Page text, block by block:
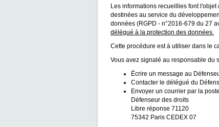
Les informations recueillies font
destinées au service du
données (RGPD - n°2016-679 du 27
délégué à la protection des données.
Cette procédure est à utiliser dans le
Vous avez signalé au responsable du
Écrire un message au
Contacter le délégué du
Envoyer un courrier par la
Défenseur des droits
Libre réponse 71120
75342 Paris CEDEX 07